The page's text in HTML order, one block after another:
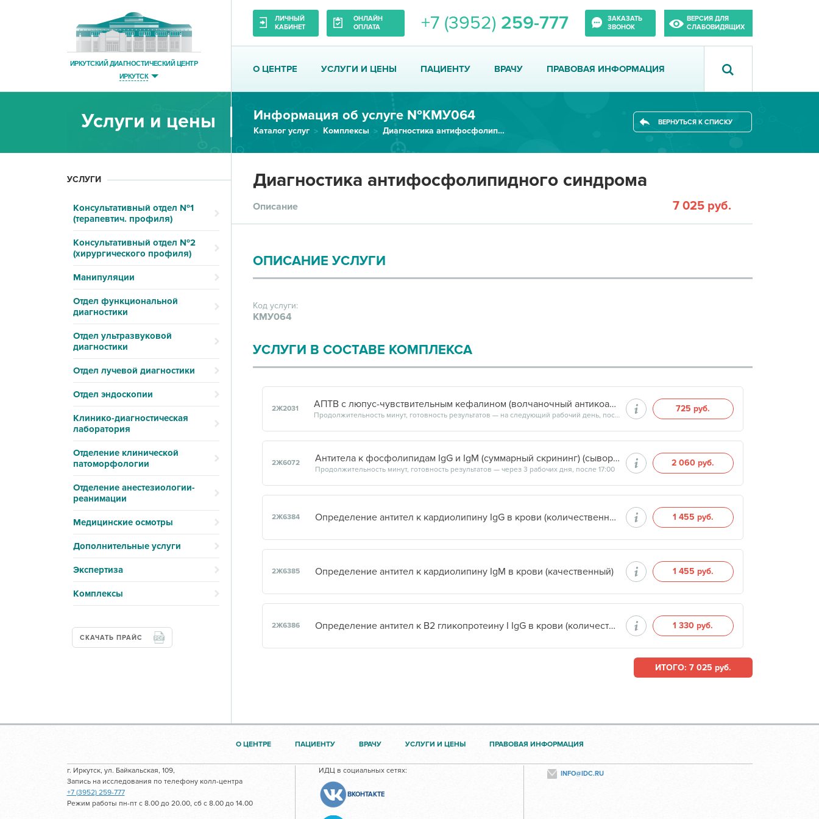
ИРКУТСКИЙ ДИАГНОСТИЧЕСКИЙ ЦЕНТР
ИРКУТСК
ЛИЧНЫЙ
КАБИНЕТ
ОНЛАЙН
ОПЛАТА
+7 (3952) 259-777
ЗАКАЗАТЬ
ЗВОНОК
ВЕРСИЯ ДЛЯ
СЛАБОВИДЯЩИХ
О ЦЕНТРЕ УСЛУГИ И ЦЕНЫ ПАЦИЕНТУ ВРАЧУ ПРАВОВАЯ ИНФОРМАЦИЯ
Услуги и цены Информация об услуге №КМУ064
Каталог услуг Комплексы Диагностика антифосфолипидного...
ВЕРНУТЬСЯ К СПИСКУ
УСЛУГИ
Консультативный отдел №1
(терапевтич. профиля)
Консультативный отдел №2
(хирургического профиля)
Манипуляции
Отдел функциональной
диагностики
Отдел ультразвуковой
диагностики
Отдел лучевой диагностики
Отдел эндоскопии
Клинико-диагностическая
лаборатория
Отделение клинической
патоморфологии
Отделение анестезиологии-
реанимации
Медицинские осмотры
Дополнительные услуги
Экспертиза
Комплексы
СКАЧАТЬ ПРАЙС
Диагностика антифосфолипидного синдрома
Описание 7 025 руб.
ОПИСАНИЕ УСЛУГИ
Код услуги:
КМУ064
УСЛУГИ В СОСТАВЕ КОМПЛЕКСА
2Ж2031 АПТВ с люпус-чувствительным кефалином (волчаночный антикоагулянт)(плазма с цитратом натрия) (количественный)
Продолжительность минут, готовность результатов — на следующий рабочий день, после 14:00
725 руб.
2Ж6072 Антитела к фосфолипидам IgG и IgM (суммарный скрининг) (сыворотка крови) (количественный)
Продолжительность минут, готовность результатов — через 3 рабочих дня, после 17:00
2 060 руб.
2Ж6384 Определение антител к кардиолипину IgG в крови (количественный) 1 455 руб.
2Ж6385 Определение антител к кардиолипину IgМ в крови (качественный) 1 455 руб.
2Ж6386 Определение антител к B2 гликопротеину I IgG в крови (количественный) 1 330 руб.
ИТОГО: 7 025 руб.
О ЦЕНТРЕ ПАЦИЕНТУ ВРАЧУ УСЛУГИ И ЦЕНЫ ПРАВОВАЯ ИНФОРМАЦИЯ
г. Иркутск, ул. Байкальская, 109,
Запись на исследования по телефону колл-центра
+7 (3952) 259-777
Режим работы пн-пт с 8.00 до 20.00, сб с 8.00 до 14.00
ИДЦ в социальных сетях:
ВКОНТАКТЕ
INFO@IDC.RU